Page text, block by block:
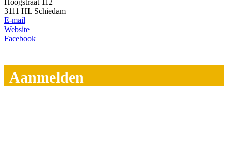
Hoogstraat 112
3111 HL Schiedam
E-mail
Website
Facebook
Aanmelden